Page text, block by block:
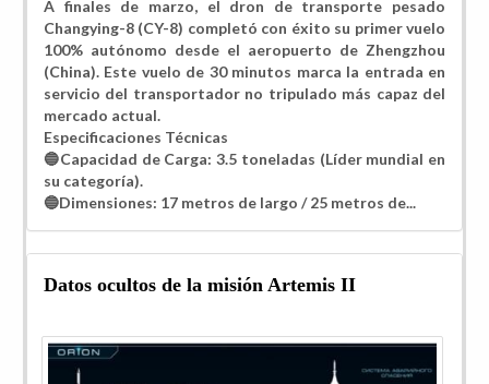
A finales de marzo, el dron de transporte pesado
Changying-8 (CY-8) completó con éxito su primer vuelo
100% autónomo desde el aeropuerto de Zhengzhou
(China). Este vuelo de 30 minutos marca la entrada en
servicio del transportador no tripulado más capaz del
mercado actual.
​Especificaciones Técnicas
🔵​Capacidad de Carga: 3.5 toneladas (Líder mundial en
su categoría).
🔵​Dimensiones: 17 metros de largo / 25 metros de...
Datos ocultos de la misión Artemis II